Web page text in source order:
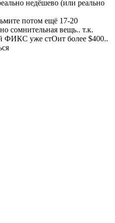
недёшево (или реально
потом ещё 17-20
сомнительная вещь.. т.к.
ФИКС уже стОит более $400..